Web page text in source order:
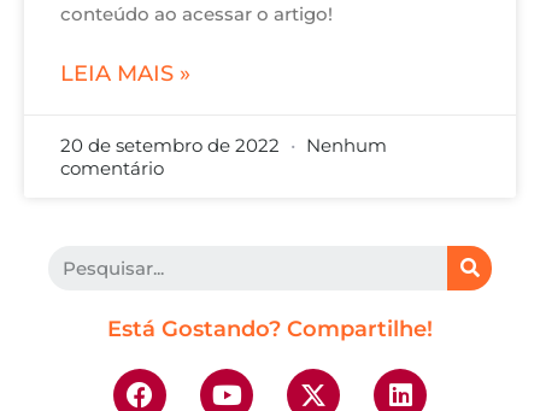
conteúdo ao acessar o artigo!
LEIA MAIS »
20 de setembro de 2022
Nenhum
comentário
Está Gostando? Compartilhe!